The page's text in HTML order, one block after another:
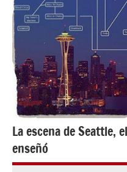
La escena de Seattle,
enseñó